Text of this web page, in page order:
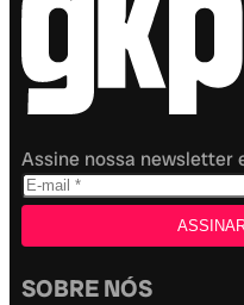
Assine nossa newsletter
SOBRE NÓS